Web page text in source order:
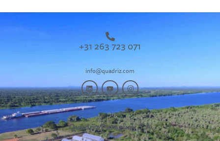
+31 263 723 071
info@quadriz.com
Quadriz Paraguay S.A.